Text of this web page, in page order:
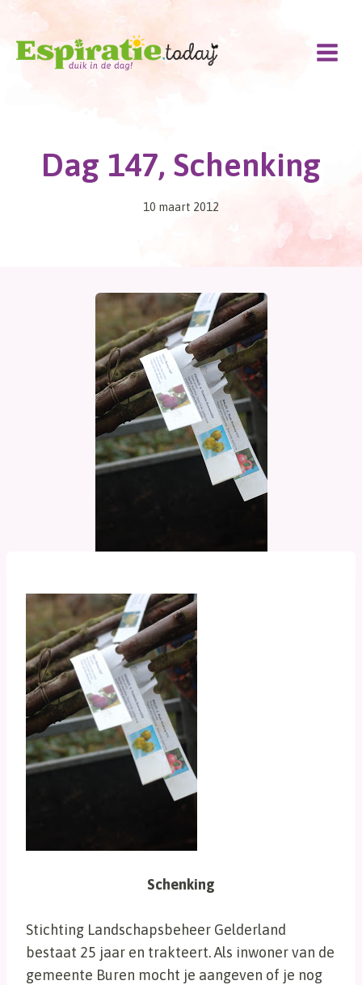
Doorgaan
inhoud
Dag 147, Schenking
10 maart 2012
Schenking
Stichting Landschapsbeheer Gelderland
bestaat 25 jaar en trakteert. Als inwoner van de
gemeente Buren mocht je aangeven of je nog